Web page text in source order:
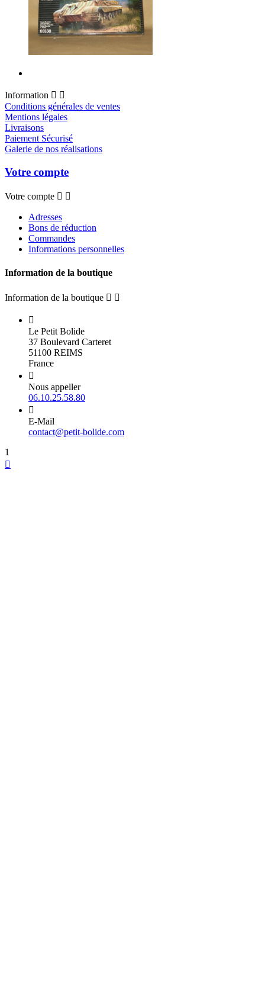
Information  
Conditions générales de ventes
Mentions légales
Livraisons
Paiement Sécurisé
Galerie de nos réalisations
Votre compte
Votre compte  
Adresses
Bons de réduction
Commandes
Informations personnelles
Information de la boutique
Information de la boutique  

Le Petit Bolide
37 Boulevard Carteret
51100 REIMS
France

Nous appeller
06.10.25.58.80

E-Mail
contact@petit-bolide.com
1
